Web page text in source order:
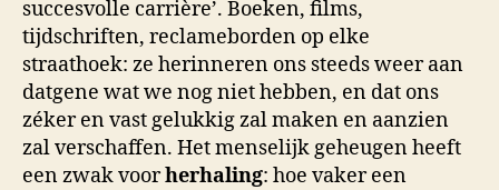
succesvolle carrière’. Boeken, films,
tijdschriften, reclameborden op elke
straathoek: ze herinneren ons steeds weer aan
datgene wat we nog niet hebben, en dat ons
zéker en vast gelukkig zal maken en aanzien
zal verschaffen. Het menselijk geheugen heeft
een zwak voorherhaling: hoe vaker een